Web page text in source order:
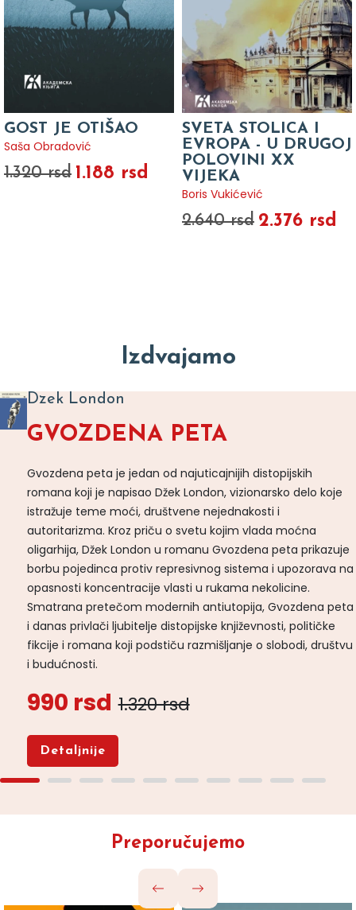
GOST JE OTIŠAO
Saša Obradović
1.320 rsd 1.188 rsd
SVETA STOLICA I
EVROPA - U DRUGOJ
POLOVINI XX
VIJEKA
Boris Vukićević
2.640 rsd 2.376 rsd
Izdvajamo
Dzek London
GVOZDENA PETA
Gvozdena peta je jedan od najuticajnijih distopijskih
romana koji je napisao Džek London, vizionarsko delo koje
istražuje teme moći, društvene nejednakosti i
autoritarizma. Kroz priču o svetu kojim vlada moćna
oligarhija, Džek London u romanu Gvozdena peta prikazuje
borbu pojedinca protiv represivnog sistema i upozorava na
opasnosti koncentracije vlasti u rukama nekolicine.
Smatrana pretečom modernih antiutopija, Gvozdena peta
i danas privlači ljubitelje distopijske književnosti, političke
fikcije i romana koji podstiču razmišljanje o slobodi, društvu
i budućnosti.
990 rsd 1.320 rsd
Detaljnije
Preporučujemo